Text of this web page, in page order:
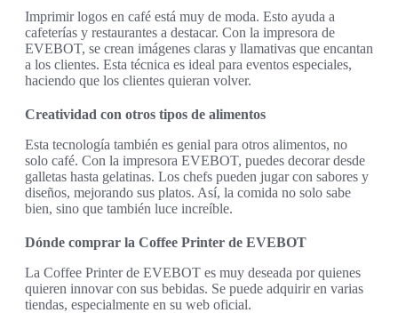
Imprimir logos en café está muy de moda. Esto ayuda a
cafeterías y restaurantes a destacar. Con la impresora de
EVEBOT, se crean imágenes claras y llamativas que encantan
a los clientes. Esta técnica es ideal para eventos especiales,
haciendo que los clientes quieran volver.
Creatividad con otros tipos de alimentos
Esta tecnología también es genial para otros alimentos, no
solo café. Con la impresora EVEBOT, puedes decorar desde
galletas hasta gelatinas. Los chefs pueden jugar con sabores y
diseños, mejorando sus platos. Así, la comida no solo sabe
bien, sino que también luce increíble.
Dónde comprar la Coffee Printer de EVEBOT
La Coffee Printer de EVEBOT es muy deseada por quienes
quieren innovar con sus bebidas. Se puede adquirir en varias
tiendas, especialmente en su web oficial.